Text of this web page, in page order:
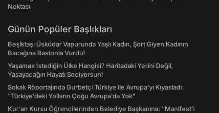
Noktası
Günün Popüler Başlıkları
Beşiktaş-Üsküdar Vapurunda Yaşlı Kadın, Şort Giyen Kadının
Bacağına Bastonla Vurdu!
Yaşamak İstediğin Ülke Hangisi? Haritadaki Yerini Değil,
Yaşayacağın Hayatı Seçiyorsun!
Sokak Röportajında Gurbetçi Türkiye ile Avrupa'yı Kıyasladı:
"Türkiye’deki Yolların Çoğu Avrupa’da Yok"
Kur'an Kursu Öğrencilerinden Belediye Başkanına: "Manifest’i